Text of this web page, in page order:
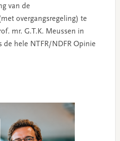
van de
overgangsregeling) te
mr. G.T.K. Meussen in
de hele NTFR/NDFR Opinie